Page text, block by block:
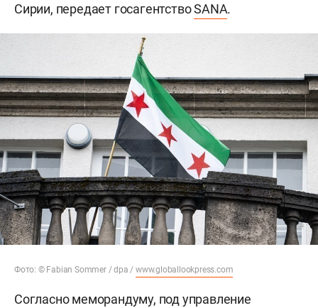
Сирии, передает госагентствоSANA.
Фото: © Fabian Sommer / dpa /www.globallookpress.com
Согласно меморандуму, под управление